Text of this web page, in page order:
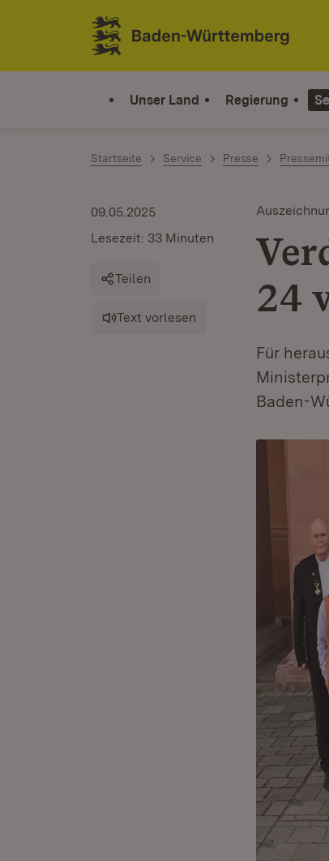
Zum Inhalt springen
Link zur Startseite
Unser Land Regierung
Startseite Service Presse
24
Für
Baden-
09.05.2025
Lesezeit: 33 Minuten
Teilen
Text vorlesen